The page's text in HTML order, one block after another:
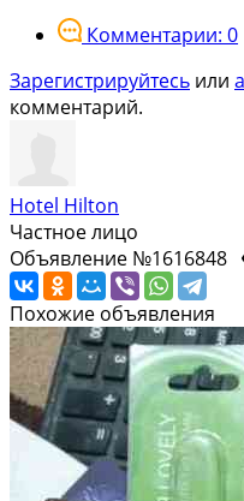
Комментарии: 0
Зарегистрируйтесь или
комментарий.
Hotel Hilton
Частное лицо
Объявление №1616848
Похожие объявления